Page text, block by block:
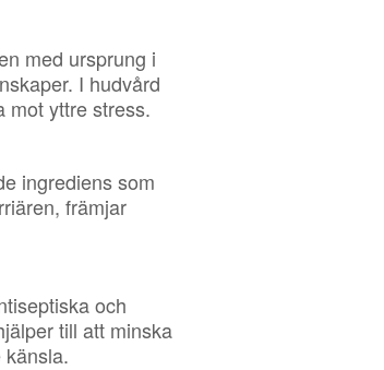
med ursprung i
I hudvård
mot yttre stress.
ingrediens som
främjar
och
till att minska